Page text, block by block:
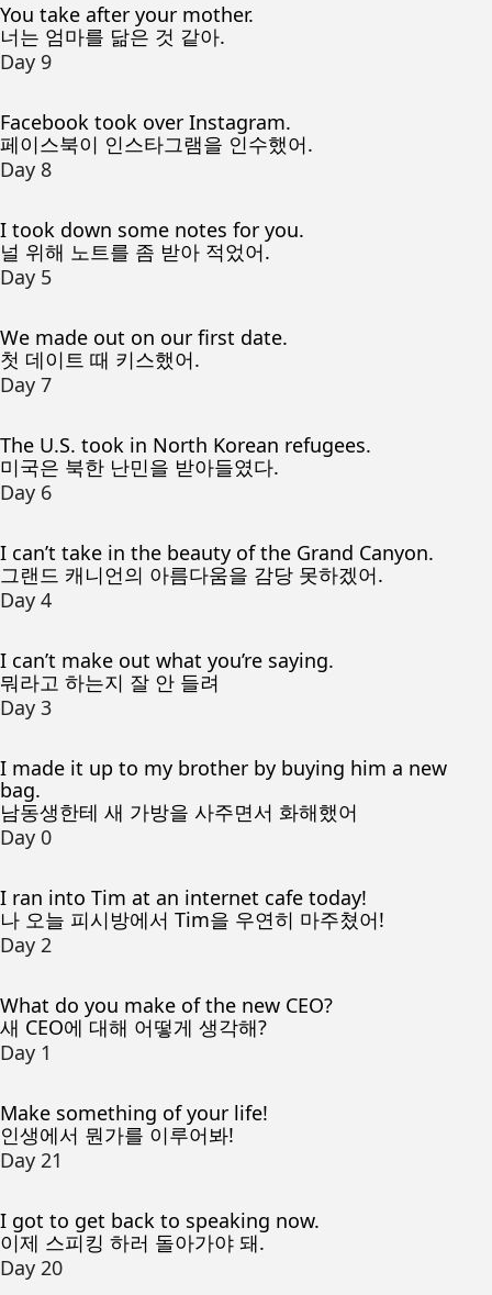
You take after your mother.
너는 엄마를 닮은 것 같아.
Day 9
Facebook took over Instagram.
페이스북이 인스타그램을 인수했어.
Day 8
I took down some notes for you.
널 위해 노트를 좀 받아 적었어.
Day 5
We made out on our first date.
첫 데이트 때 키스했어.
Day 7
The U.S. took in North Korean refugees.
미국은 북한 난민을 받아들였다.
Day 6
I can’t take in the beauty of the Grand Canyon.
그랜드 캐니언의 아름다움을 감당 못하겠어.
Day 4
I can’t make out what you’re saying.
뭐라고 하는지 잘 안 들려
Day 3
I made it up to my brother by buying him a new
bag.
남동생한테 새 가방을 사주면서 화해했어
Day 0
I ran into Tim at an internet cafe today!
나 오늘 피시방에서 Tim을 우연히 마주쳤어!
Day 2
What do you make of the new CEO?
새 CEO에 대해 어떻게 생각해?
Day 1
Make something of your life!
인생에서 뭔가를 이루어봐!
Day 21
I got to get back to speaking now.
이제 스피킹 하러 돌아가야 돼.
Day 20